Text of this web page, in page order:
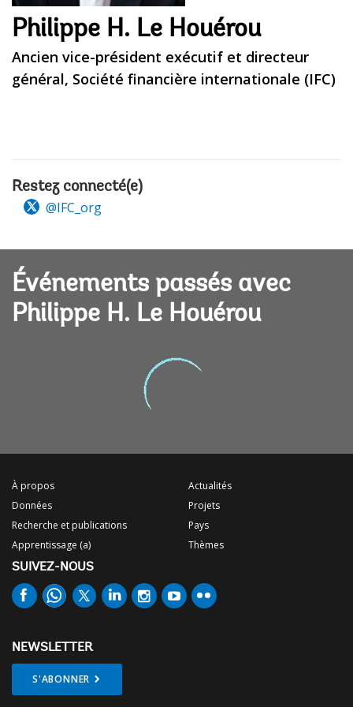
Philippe H. Le Houérou
Ancien vice-président exécutif et directeur
général, Société financière internationale (IFC)
Restez connecté(e)
@IFC_org
Événements passés avec
Philippe H. Le Houérou
À propos
Données
Recherche et publications
Apprentissage (a)
Actualités
Projets
Pays
Thèmes
SUIVEZ-NOUS
NEWSLETTER
S'ABONNER